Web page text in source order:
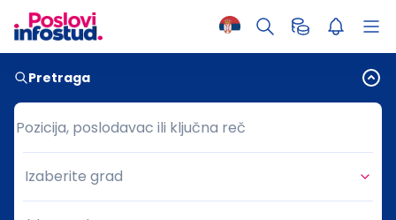
Pretraga
Pozicija, poslodavac ili ključna reč
Pozicija, poslodavac ili ključna reč
Grad
Izaberite grad